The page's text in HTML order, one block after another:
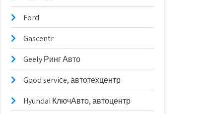
Ford
Gascentr
Geely Ринг Авто
Good serviсe, автотехцентр
Hyundai КлючАвто, автоцентр